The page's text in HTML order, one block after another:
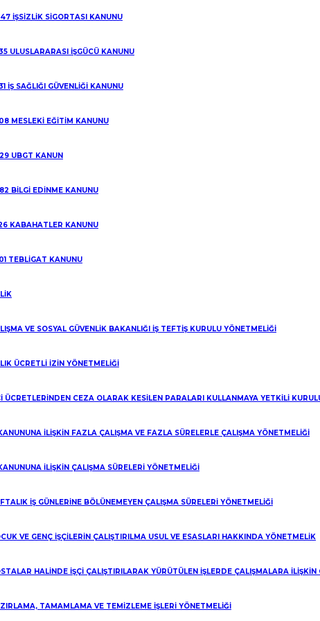
İŞSİZLİK SİGORTASI KANUNU
ULUSLARARASI İŞGÜCÜ KANUNU
İŞ SAĞLIĞI GÜVENLİĞİ KANUNU
MESLEKİ EĞİTİM KANUNU
UBGT KANUN
BİLGİ EDİNME KANUNU
KABAHATLER KANUNU
TEBLİGAT KANUNU
VE SOSYAL GÜVENLİK BAKANLIĞI İŞ TEFTİŞ KURULU YÖNETMELİĞİ
ÜCRETLİ İZİN YÖNETMELİĞİ
ÜCRETLERİNDEN CEZA OLARAK KESİLEN PARALARI KULLANMAYA YETKİLİ
İLİŞKİN FAZLA ÇALIŞMA VE FAZLA SÜRELERLE ÇALIŞMA YÖNETMELİĞİ
İLİŞKİN ÇALIŞMA SÜRELERİ YÖNETMELİĞİ
İŞ GÜNLERİNE BÖLÜNEMEYEN ÇALIŞMA SÜRELERİ YÖNETMELİĞİ
VE GENÇ İŞÇİLERİN ÇALIŞTIRILMA USUL VE ESASLARI HAKKINDA YÖNETMELİK
HALİNDE İŞÇİ ÇALIŞTIRILARAK YÜRÜTÜLEN İŞLERDE ÇALIŞMALARA
TAMAMLAMA VE TEMİZLEME İŞLERİ YÖNETMELİĞİ
Gönder
öncülüğünde
yıllık izin,
fesih
çalışma
olmak üzere
uygulamaları
insan
işlemi
KOCAELİ
ve iyileştirmek için web sitemizde çerezler kullanıyoruz.